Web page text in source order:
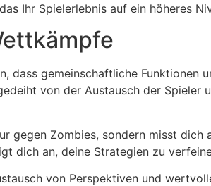
Ihr Spielerlebnis auf ein höheres
dass gemeinschaftliche Funktionen
von der Austausch der Spieler
gegen Zombies, sondern misst dich
dich an, deine Strategien zu
von Perspektiven und